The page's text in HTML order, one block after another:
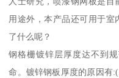
用途外，本产品还可用于
了什么呢？
钢格栅镀锌层厚度达不到
命。镀锌钢板厚度的原因有